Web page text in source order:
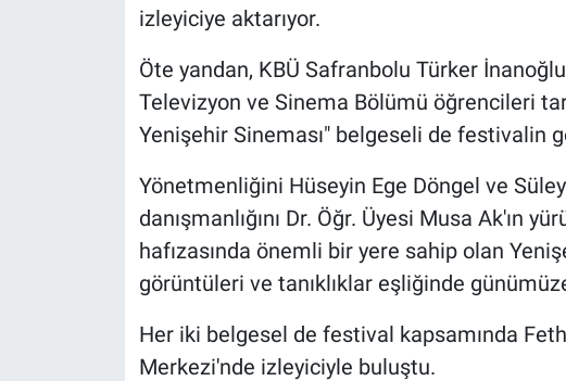
izleyiciye aktarıyor.
Öte yandan, KBÜ Safranbolu Türker
Televizyon ve Sinema Bölümü öğrencileri
Yenişehir Sineması" belgeseli de festivalin
Yönetmenliğini Hüseyin Ege Döngel ve
danışmanlığını Dr. Öğr. Üyesi Musa Ak'ın
hafızasında önemli bir yere sahip olan
görüntüleri ve tanıklıklar eşliğinde
Her iki belgesel de festival kapsamında
Merkezi'nde izleyiciyle buluştu.